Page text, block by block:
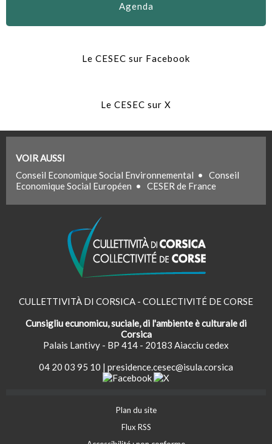
Agenda
Le CESEC sur Facebook
Le CESEC sur X
VOIR AUSSI
Conseil Economique Social Environnemental • Conseil
Economique Social Européen • CESER de France
CULLETTIVITÀ DI CORSICA - COLLECTIVITÉ DE CORSE
Cunsigliu ecunomicu, suciale, di l'ambiente è culturale di
Corsica
Palais Lantivy - BP 414 - 20183 Aiacciu cedex
04 20 03 95 10 | presidence.cesec@isula.corsica
Plan du site
Flux RSS